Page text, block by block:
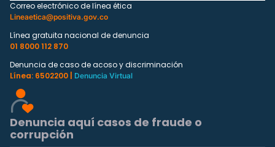
Correo electrónico de línea ética
Lineaetica@positiva.gov.co
Línea gratuita nacional de denuncia
01 8000 112 870
Denuncia de caso de acoso y discriminación
Línea: 6502200 |
Denuncia Virtual
Denuncia aquí casos de fraude o
corrupción